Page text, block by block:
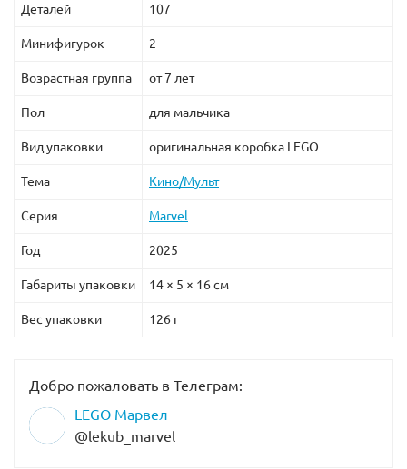
Деталей 107
Минифигурок 2
Возрастная группа от 7 лет
Пол для мальчика
Вид упаковки оригинальная коробка LEGO
Тема Кино/Мульт
Серия Marvel
Год 2025
Габариты упаковки 14 × 5 × 16 см
Вес упаковки 126 г
Добро пожаловать в Телеграм:
LEGO Марвел
@lekub_marvel